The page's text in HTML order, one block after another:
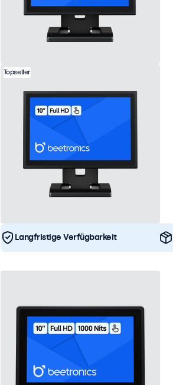
Topseller
Langfristige Verfügbarkeit